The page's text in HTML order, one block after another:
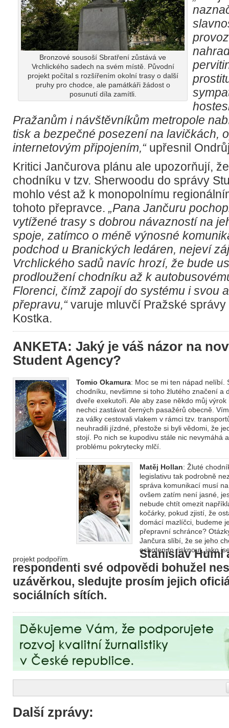
Bronzové sousoší Sbratření zůstává ve
Vrchlického sadech na svém místě. Původní
projekt počítal s rozšířením okolní trasy o další
pruhy pro chodce, ale památkáři žádost o
posunutí díla zamítli.
Pražanům i návštěvníkům metropole
tisk a bezpečné posezení na lavičkách,
internetovým připojením,“upřesnil
Kritici Jančurova plánu ale upozorňují,
chodníku v tzv. Sherwoodu do správy
mohlo vést až k monopolnímu
tohoto přepravce. „Pana Jančuru
vytížené trasy s dobrou návazností na
spoje, zatímco o méně výnosné
podchod u Branických ledáren, nejeví
Vrchlického sadů navíc hrozí, že bude
prodloužení chodníku až k
Florenci, čímž zapojí do systému i svou
přepravu,“varuje mluvčí Pražské správy
Kostka.
ANKETA: Jaký je váš názor na
Student Agency?
Tomio Okamura: Moc se mi ten nápad nelíbí.
chodníku, nevšimne si toho žlutého značení a
dveře exekutoři. Ale aby zase někdo můj
nechci zastávat černých pasažérů obecně.
za války cestovali vlakem v rámci tzv.
neuhradili jízdné, přestože si byli vědomi, že
stojí. Po nich se kupodivu stále nic nevymáhá
problému pokrytecky mlčí.
Matěj Hollan: Žluté
legislativu tak podrobně
správa komunikací musí
ovšem zatím není jasné,
nebude chtít omezit
kočárky, pokud zjistí, že
domácí mazlíčci, budeme
přepravní schránce?
Jančura slíbí, že se jeho
ochoten to risknout, jako
projekt podpořím.
Stanislav Huml
respondenti své odpovědi bohužel
uzávěrkou, sledujte prosím jejich
sociálních sítích.
Další zprávy: